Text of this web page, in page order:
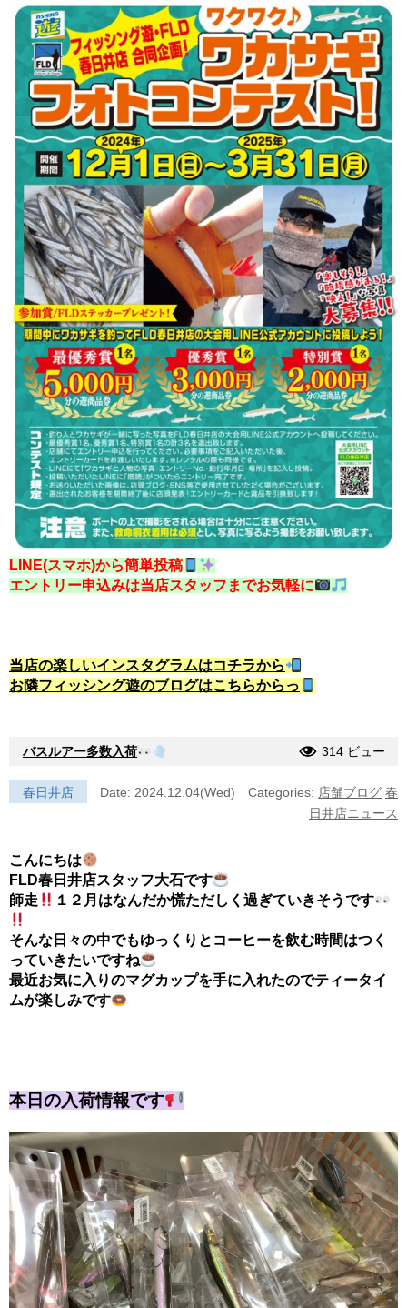
LINE(スマホ)から簡単投稿
エントリー申込みは当店スタッフまでお気軽に
当店の楽しいインスタグラムはコチラから
お隣フィッシング遊のブログはこちらからっ
バスルアー多数入荷 314 ビュー
春日井店 Date: 2024.12.04(Wed) Categories: 店舗ブログ 春
日井店ニュース
こんにちは
FLD春日井店スタッフ大石です
師走
１２月はなんだか慌ただしく過ぎていきそうです
そんな日々の中でもゆっくりとコーヒーを飲む時間はつく
っていきたいですね
最近お気に入りのマグカップを手に入れたのでティータイ
ムが楽しみです
本日の入荷情報です